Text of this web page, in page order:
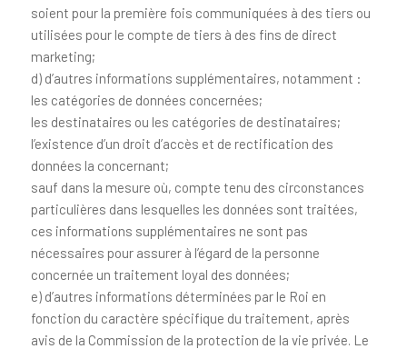
soient pour la première fois communiquées à des tiers ou
utilisées pour le compte de tiers à des fins de direct
marketing;
d) d’autres informations supplémentaires, notamment :
les catégories de données concernées;
les destinataires ou les catégories de destinataires;
l’existence d’un droit d’accès et de rectification des
données la concernant;
sauf dans la mesure où, compte tenu des circonstances
particulières dans lesquelles les données sont traitées,
ces informations supplémentaires ne sont pas
nécessaires pour assurer à l’égard de la personne
concernée un traitement loyal des données;
e) d’autres informations déterminées par le Roi en
fonction du caractère spécifique du traitement, après
avis de la Commission de la protection de la vie privée. Le